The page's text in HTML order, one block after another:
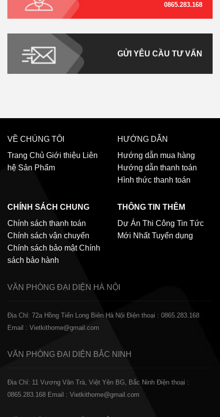
0865.283.168
GỬI YÊU CẦU TƯ VẤN
VỀ CHÚNG TÔI
Trang Chủ Giới thiệu Liên
hệ Sản Phẩm
HƯỚNG DẪN
Hướng dẫn mua hàng
Hướng dẫn thanh toán
Hình thức thanh toán
CHÍNH SÁCH CHUNG
Chính sách thanh toán
Chính sách vận chuyển
Chính sách bảo mật Chính
sách bảo hành
THÔNG TIN THÊM
Dự Án Thi Công Tin Tức
Mới Nhất Tuyển dụng
VĂN PHÒNG ĐẠI DIỆN HÀ NỘI
Địa Chỉ: 72a Hồng Tiến Long Biên Hà Nội Điện thoại : 0865.283.168
Email : Vietkithome@gmail.com
VĂN PHÒNG ĐẠI DIỆN BẮC NINH
Địa Chỉ: 11 Vương Văn Trà, Việt Yên BG, Bắc Ninh Điện thoại :
0865.283.168 Email : Vietkithome@gmail.com